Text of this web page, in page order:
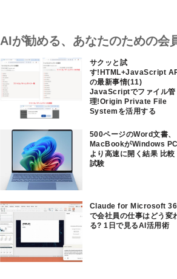
AIが勧める、あなたのための会
サクッと試
す!HTML+JavaScript
の最新事情(11)
JavaScriptでファイル管
理!Origin Private File
Systemを活用する
500ページのWord文書、
MacBookがWindows PC
より高速に開く結果 比較
試験
Claude for Microsoft
で会社員の仕事はどう変
る? 1日で見るAI活用術